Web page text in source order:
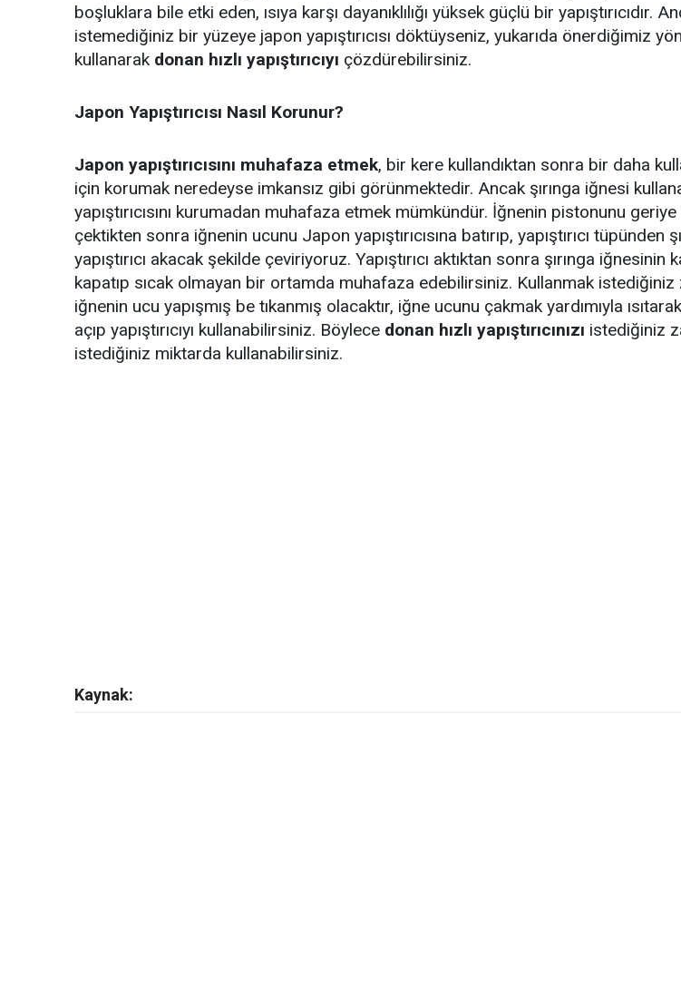
boşluklara bile etki eden, ısıya karşı dayanıklılığı yüksek güçlü bir yapıştırıcıdır.
istemediğiniz bir yüzeye japon yapıştırıcısı döktüyseniz, yukarıda önerdiğimiz
kullanarak donan hızlı yapıştırıcıyı çözdürebilirsiniz.
Japon Yapıştırıcısı Nasıl Korunur?
Japon yapıştırıcısını muhafaza etmek, bir kere kullandıktan sonra bir daha
için korumak neredeyse imkansız gibi görünmektedir. Ancak şırınga iğnesi
yapıştırıcısını kurumadan muhafaza etmek mümkündür. İğnenin pistonunu
çektikten sonra iğnenin ucunu Japon yapıştırıcısına batırıp, yapıştırıcı tüpünden
yapıştırıcı akacak şekilde çeviriyoruz. Yapıştırıcı aktıktan sonra şırınga iğnesinin
kapatıp sıcak olmayan bir ortamda muhafaza edebilirsiniz. Kullanmak istediğiniz
iğnenin ucu yapışmış be tıkanmış olacaktır, iğne ucunu çakmak yardımıyla
açıp yapıştırıcıyı kullanabilirsiniz. Böylece donan hızlı yapıştırıcınızı istediğiniz
istediğiniz miktarda kullanabilirsiniz.
Kaynak: